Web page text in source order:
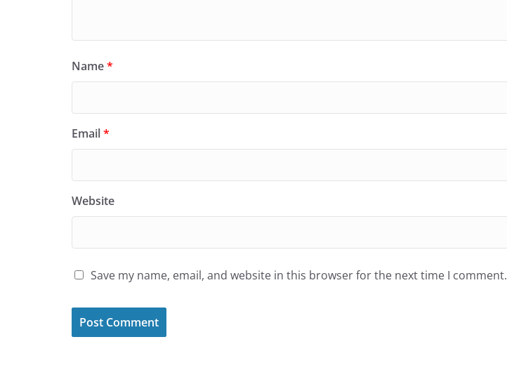
Name*
Email*
Website
Save my name, email, and website in this browser for the next time I comment.